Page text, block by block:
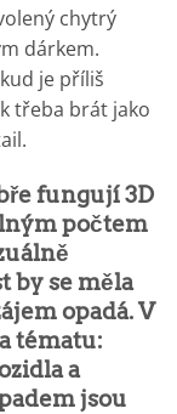
chytrý
dárkem.
je příliš
třeba brát jako
fungují 3D
počtem
by se měla
opadá. V
tématu:
a
jsou